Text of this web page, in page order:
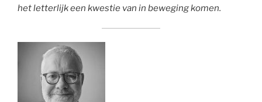
het letterlijk een kwestie van in beweging komen.